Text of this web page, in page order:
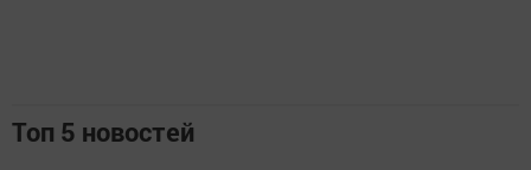
Топ 5 новостей